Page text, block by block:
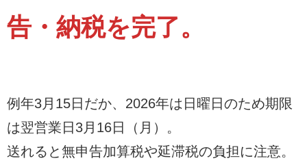
告・納税を完了。
例年3月15日だか、2026年は日曜日のため期限
は翌営業日3月16日（月）。
送れると無申告加算税や延滞税の負担に注意。